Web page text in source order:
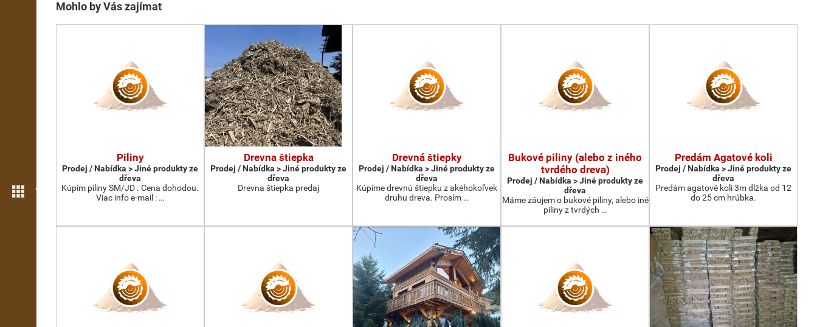
Více možností
Mohlo by Vás zajímat
Piliny
Prodej / Nabídka > Jiné produkty ze
dřeva
Kúpim piliny SM/JD . Cena dohodou.
Viac info e-mail : …
Drevna štiepka
Prodej / Nabídka > Jiné produkty ze
dřeva
Drevna štiepka predaj
Drevná štiepky
Prodej / Nabídka > Jiné produkty ze
dřeva
Kúpime drevnú štiepku z akéhokoľvek
druhu dreva. Prosím …
Bukové piliny (alebo z iného
tvrdého dreva)
Prodej / Nabídka > Jiné produkty ze
dřeva
Máme záujem o bukové piliny, alebo iné
piliny z tvrdých …
Predám Agatové koli
Prodej / Nabídka > Jiné produkty ze
dřeva
Predám agatové koli 3m dlžka od 12
do 25 cm hrúbka.